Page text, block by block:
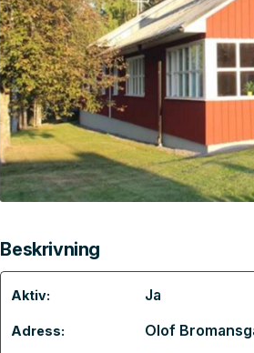
Beskrivning
Aktiv: Ja
Adress: Olof